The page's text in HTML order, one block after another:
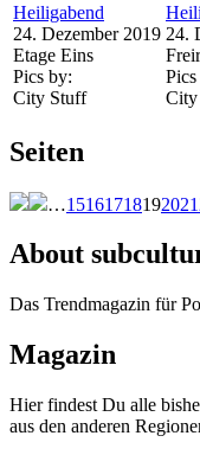
Heiligabend
24. Dezember 2019
Etage Eins
Pics by:
City Stuff
24.
Seiten
…15161718192021
About
Das Trendmagazin für
Magazin
Hier findest Du alle
aus den anderen